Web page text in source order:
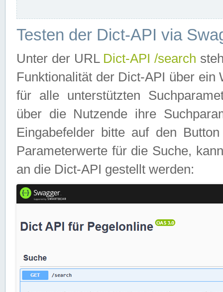
Testen der Dict-API via
Unter der URL Dict-API /search
Funktionalität der Dict-API über
für alle unterstützten
über die Nutzende ihre
Eingabefelder bitte auf den
Parameterwerte für die Suche,
an die Dict-API gestellt werden: